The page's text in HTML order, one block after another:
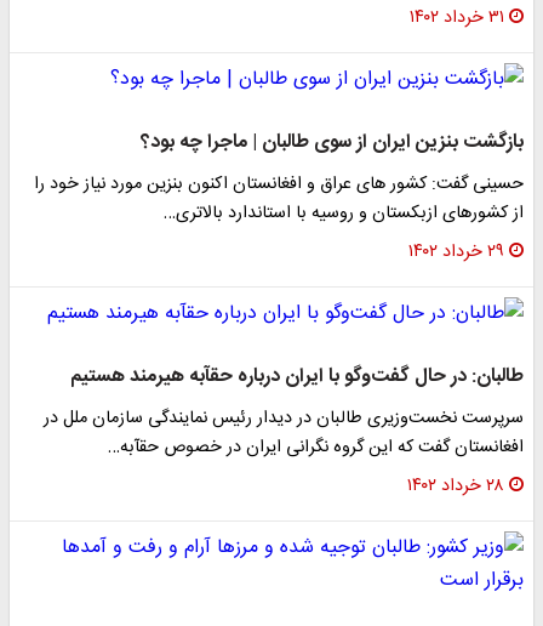
۳۱ خرداد ۱۴۰۲
بازگشت بنزین ایران از سوی طالبان | ماجرا چه بود؟
حسینی گفت: کشور های عراق و افغانستان اکنون بنزین مورد نیاز خود را
از کشورهای ازبکستان و روسیه با استاندارد بالاتری…
۲۹ خرداد ۱۴۰۲
طالبان: در حال گفت‌وگو با ایران درباره حقآبه هیرمند هستیم
سرپرست نخست‌وزیری طالبان در دیدار رئیس نمایندگی سازمان ملل در
افغانستان گفت که این گروه نگرانی ایران در خصوص حقآبه…
۲۸ خرداد ۱۴۰۲